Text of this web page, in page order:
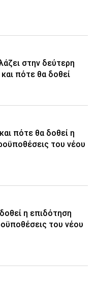
στην δεύτερη
πότε θα δοθεί
πότε θα δοθεί η
του νέου
η επιδότηση
του νέου